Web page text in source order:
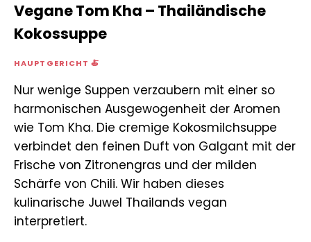
Vegane Tom Kha – Thailändische
Kokossuppe
HAUPTGERICHT 🍝
Nur wenige Suppen verzaubern mit einer so
harmonischen Ausgewogenheit der Aromen
wie Tom Kha. Die cremige Kokosmilchsuppe
verbindet den feinen Duft von Galgant mit der
Frische von Zitronengras und der milden
Schärfe von Chili. Wir haben dieses
kulinarische Juwel Thailands vegan
interpretiert.